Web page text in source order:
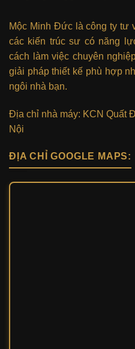
Mộc Minh Đức là công ty tư
các kiến trúc sư có năng
cách làm việc chuyên
giải pháp thiết kế phù hợp
ngôi nhà bạn.
Địa chỉ nhà máy: KCN Quất
Nội
ĐỊA CHỈ GOOGLE MAPS: